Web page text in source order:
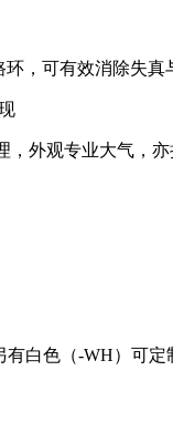
，可有效消除失真
，外观专业大气，亦
白色（-WH）可定